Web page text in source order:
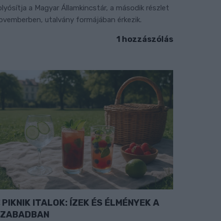
a Magyar Államkincstár, a második részlet
utalvány formájában érkezik.
1 hozzászólás
PIKNIK ITALOK: ÍZEK ÉS ÉLMÉNYEK A